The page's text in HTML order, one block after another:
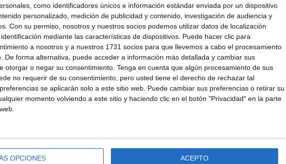
como identificadores únicos e información estándar enviada por un dispositivo
personalizado, medición de publicidad y contenido, investigación de audiencia y
Con su permiso, nosotros y nuestros socios podemos utilizar datos de localización
mediante las características de dispositivos. Puede hacer clic para
a nosotros y a nuestros 1731 socios para que llevemos a cabo el procesamiento
De forma alternativa, puede acceder a información más detallada y cambiar sus
otorgar o negar su consentimiento. Tenga en cuenta que algún procesamiento de sus
no requerir de su consentimiento, pero usted tiene el derecho de rechazar tal
se aplicarán solo a este sitio web. Puede cambiar sus preferencias o retirar su
momento volviendo a este sitio y haciendo clic en el botón "Privacidad" en la parte
OPCIONES ACEPTO
acusado actuó“con la intención de atentar contra la
encuadra su conducta dentro de los delitos de odio
Audiencia Provincial de Alicante a partir de las 11:00
prisión, al considerar que los hechos son graves y